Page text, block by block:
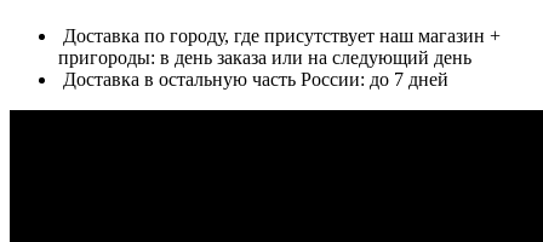
Доставка по городу, где присутствует наш магазин +
пригороды: в день заказа или на следующий день
Доставка в остальную часть России: до 7 дней